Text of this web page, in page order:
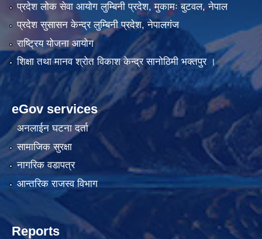
प्रदेश लोक सेवा आयोग लुम्बिनी प्रदेश, मुकामः बुटवल, नेपाल
प्रदेश सुसासन केन्द्र लुम्बिनी प्रदेश, नेपालगंज
राष्ट्रिय योजना आयोग
शिक्षा तथा मानव श्रोत विकाश केन्द्र सानोठिमी भक्तपुर ।
eGov services
अनलाईन घटना दर्ता
सामाजिक सुरक्षा
नागरिक वडापत्र
आन्तरिक राजस्व विभाग
Reports